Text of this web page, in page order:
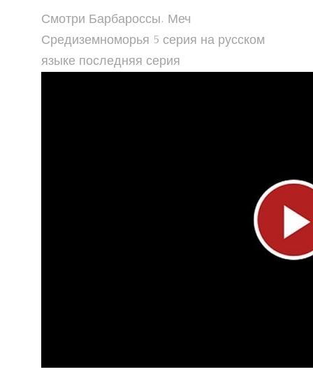
Смотри Барбароссы. Меч
Средиземноморья 5 серия на русском
языке последняя серия